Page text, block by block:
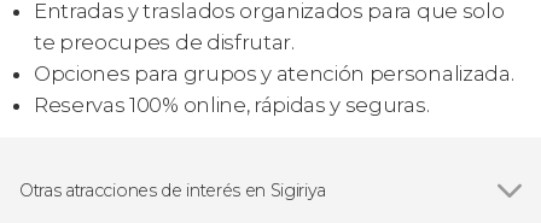
Entradas y traslados organizados para que solo
te preocupes de disfrutar.
Opciones para grupos y atención personalizada.
Reservas 100% online, rápidas y seguras.
Otras atracciones de interés en Sigiriya